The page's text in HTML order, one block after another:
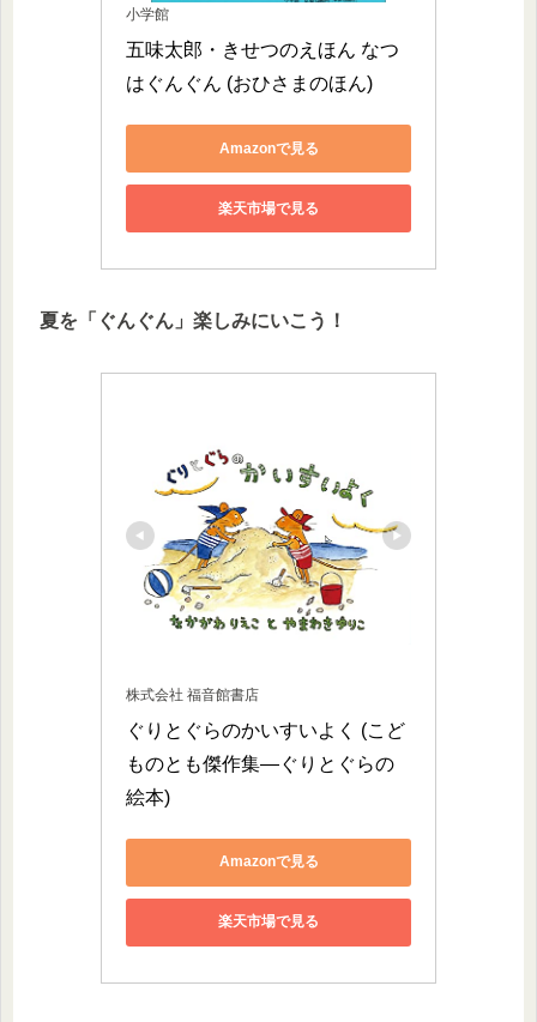
小学館
五味太郎・きせつのえほん なつ
はぐんぐん (おひさまのほん)
Amazonで見る
楽天市場で見る
夏を「ぐんぐん」楽しみにいこう！
株式会社 福音館書店
ぐりとぐらのかいすいよく (こど
ものとも傑作集―ぐりとぐらの
絵本)
Amazonで見る
楽天市場で見る